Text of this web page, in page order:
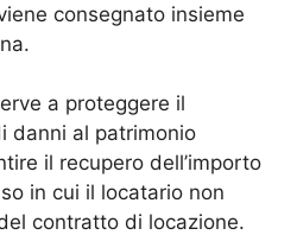
consegnato insieme
a proteggere il
danni al patrimonio
il recupero dell’importo
in cui il locatario non
contratto di locazione.